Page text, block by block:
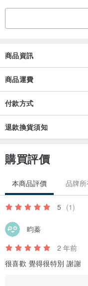
✦18k鑲嵌✦
Step4.最後確認及訂金付款
（使用南非真鑽/18K金）
想客製化但不知道怎麼下
客製化商品，不接受退換
✦礦區產地✦
世界上超過80%的翡翠產
拉、美國、俄羅斯也有出
✦種水✦
翡翠的種由高到低大概可
璃種是翡翠種質中的極品。
✦透明度✦
商品資訊
商品運費
付款方式
退款換貨須知
購買評價
本商品評價 品牌
5 (1)
畇蓁
2 年前
很喜歡 覺得很特別 謝謝